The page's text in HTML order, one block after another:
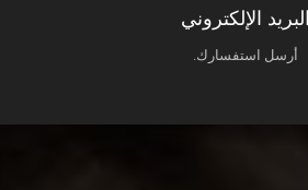
البريد الإلكتروني
أرسل استفسارك.